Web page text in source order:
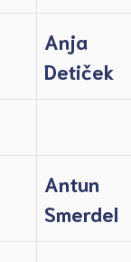
Anja
Detiček
Antun
Smerdel